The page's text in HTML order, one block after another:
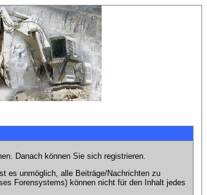
Danach können Sie sich registrieren.
es unmöglich, alle Beiträge/Nachrichten zu
Forensystems) können nicht für den Inhalt jedes